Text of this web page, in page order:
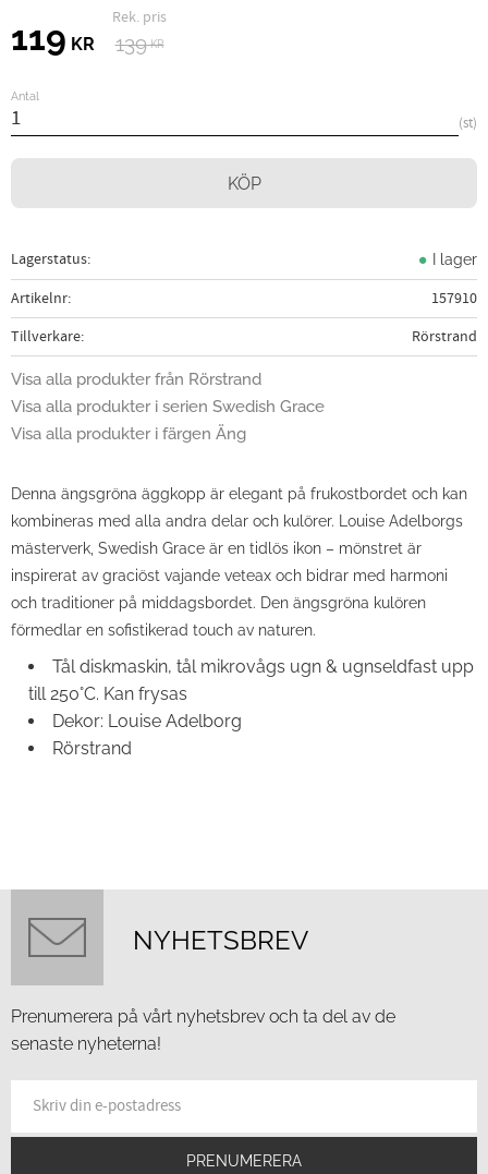
Nedsatt pris:
119 KR
Ordinarie pris:
139KR
Antal
st
KÖP
Lagerstatus I lager
Artikelnr
157910
Tillverkare
Rörstrand
Visa alla produkter från Rörstrand
Visa alla produkter i serien Swedish Grace
Visa alla produkter i färgen Äng
Denna ängsgröna äggkopp är elegant på frukostbordet och kan
kombineras med alla andra delar och kulörer. Louise Adelborgs
mästerverk, Swedish Grace är en tidlös ikon – mönstret är
inspirerat av graciöst vajande veteax och bidrar med harmoni
och traditioner på middagsbordet. Den ängsgröna kulören
förmedlar en sofistikerad touch av naturen.
Tål diskmaskin, tål mikrovågs ugn & ugnseldfast upp
till 250°C. Kan frysas
Dekor: Louise Adelborg
Rörstrand
NYHETSBREV
Prenumerera på vårt nyhetsbrev och ta del av de
senaste nyheterna!
PRENUMERERA